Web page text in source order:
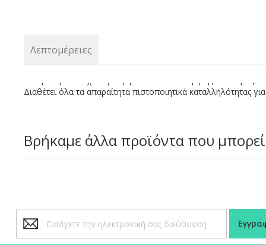
Λεπτομέρειες
Διαθέτει όλα τα απαραίτητα πιστοποιητικά
Βρήκαμε άλλα προϊόντα που
στο
Ενημερωτικό